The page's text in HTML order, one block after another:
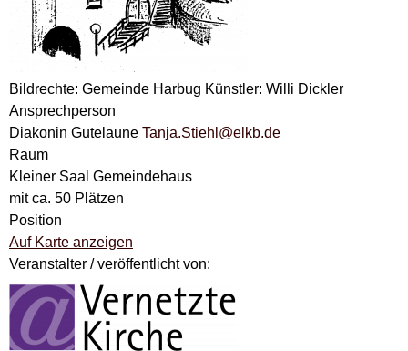
Bildrechte: Gemeinde Harbug Künstler: Willi Dickler
Ansprechperson
Diakonin Gutelaune Tanja.Stiehl@elkb.de
Raum
Kleiner Saal Gemeindehaus
mit ca. 50 Plätzen
Position
Auf Karte anzeigen
Veranstalter / veröffentlicht von: